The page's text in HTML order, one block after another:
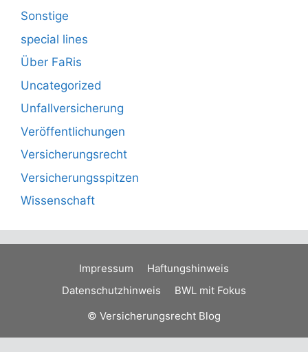
Sonstige
special lines
Über FaRis
Uncategorized
Unfallversicherung
Veröffentlichungen
Versicherungsrecht
Versicherungsspitzen
Wissenschaft
Impressum
Haftungshinweis
Datenschutzhinweis
BWL mit Fokus
© Versicherungsrecht Blog